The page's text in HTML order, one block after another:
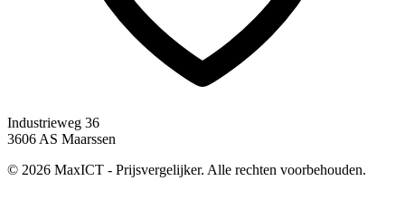
Industrieweg 36
3606 AS Maarssen
© 2026 MaxICT - Prijsvergelijker. Alle rechten voorbehouden.